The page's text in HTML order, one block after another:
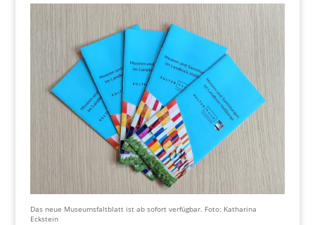
Das neue Museumsfaltblatt ist ab sofort verfügbar. Foto: Katharina
Eckstein